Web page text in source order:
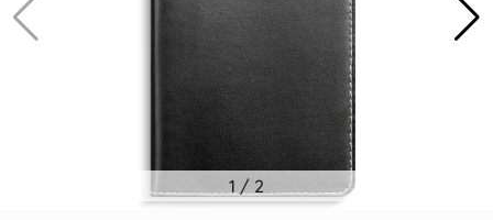
Fickkalender Prestige svart
konstläder inbunden 2027
1 / 2